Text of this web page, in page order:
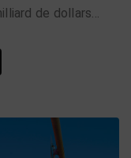
de dollars…